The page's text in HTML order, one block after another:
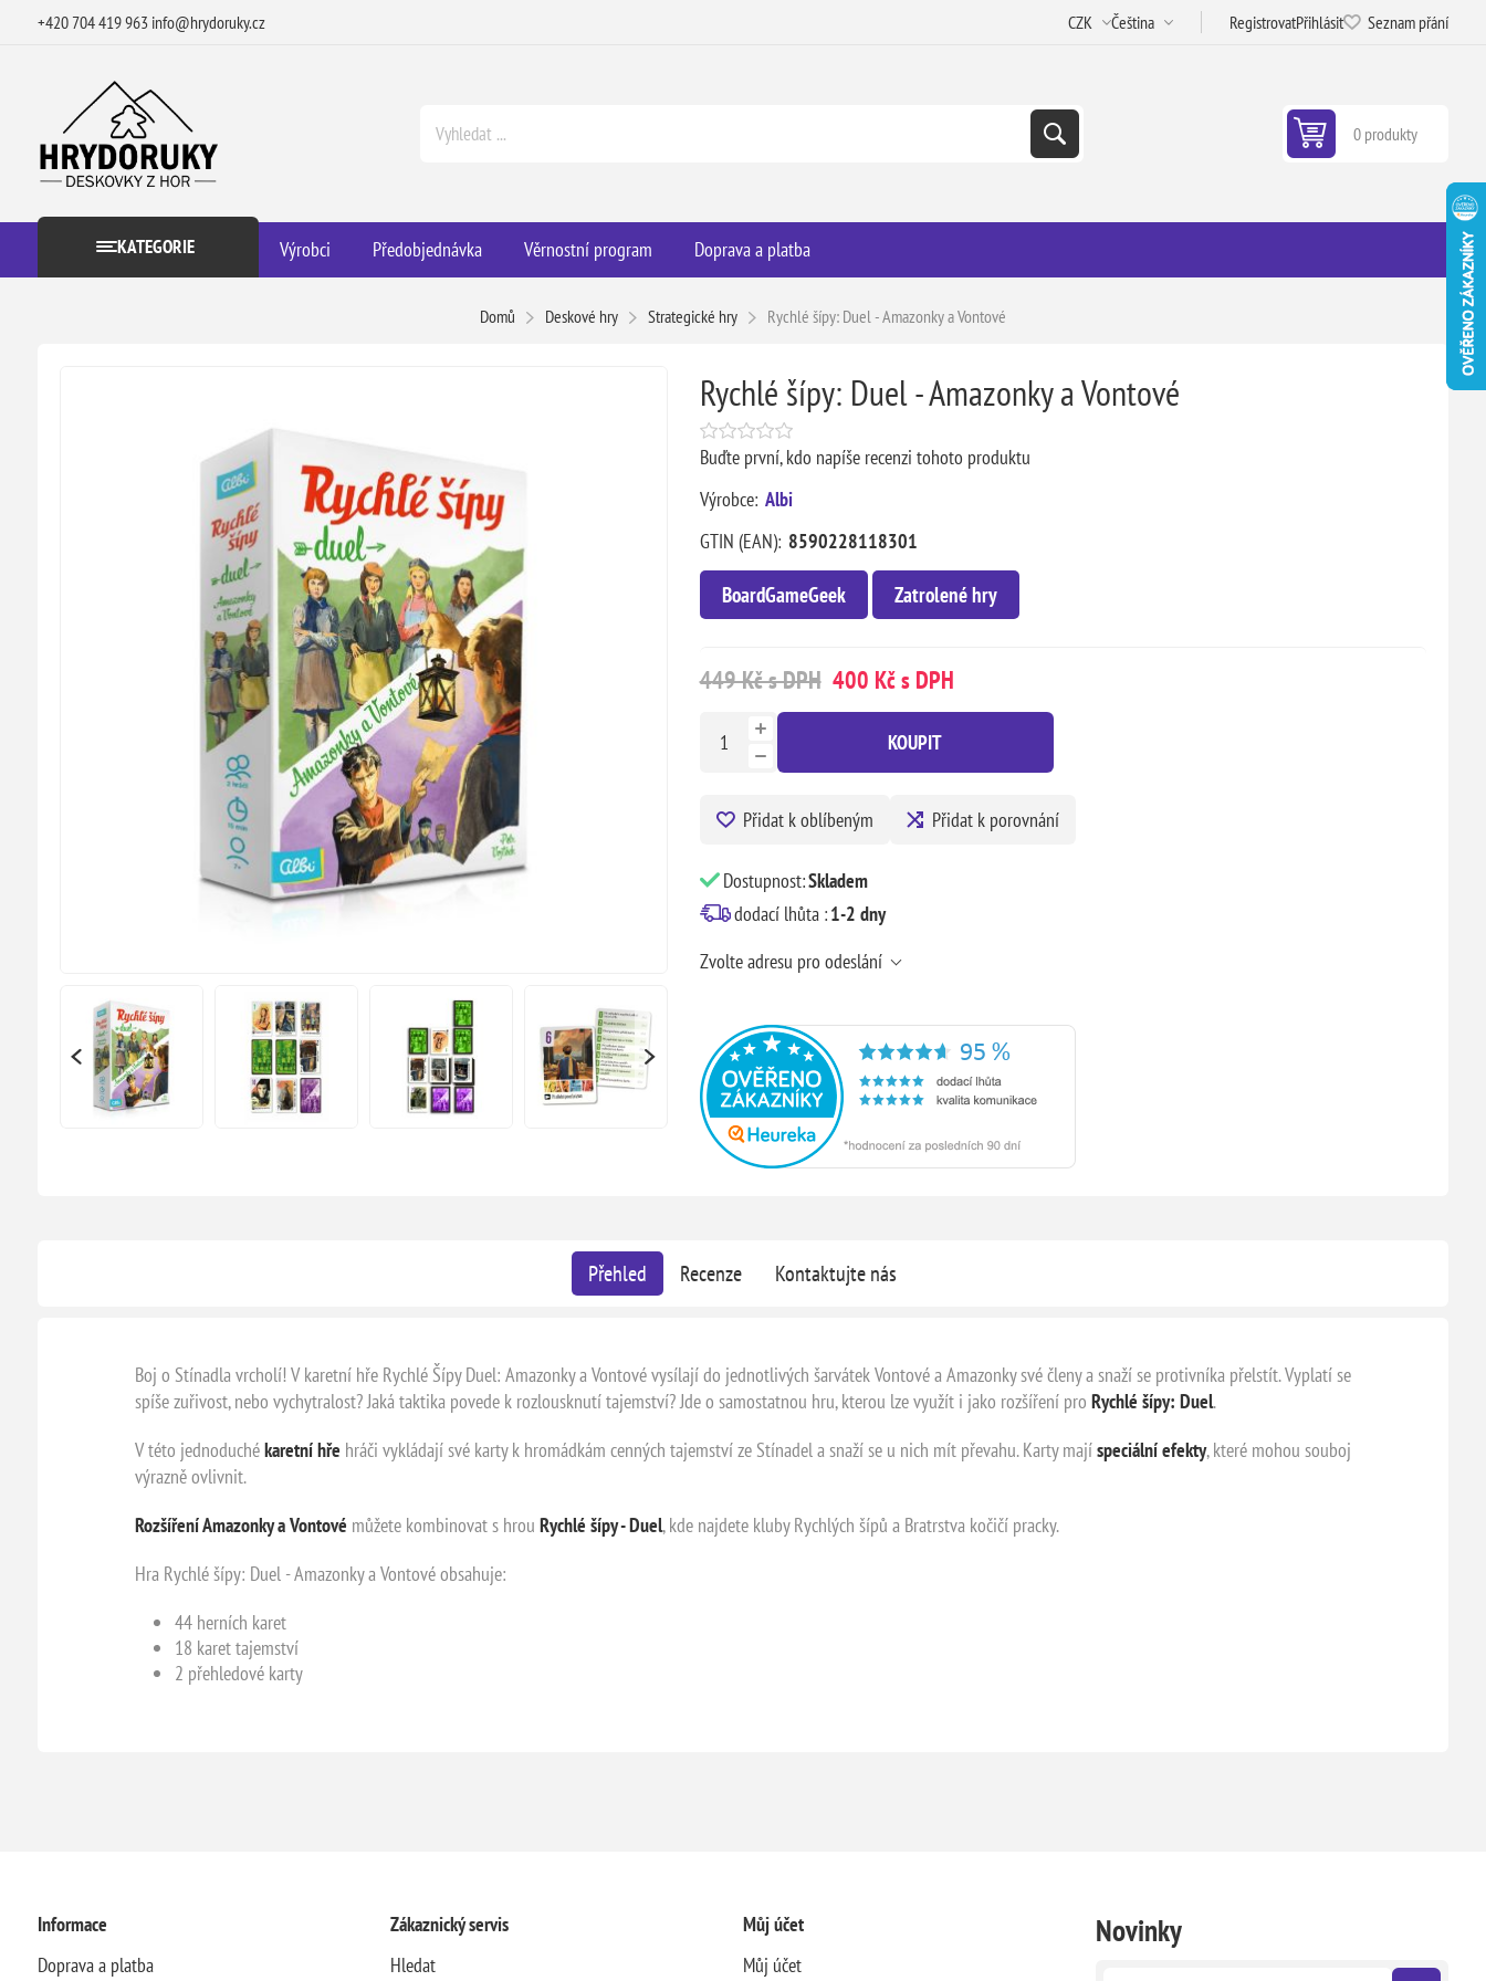
+420 704 419 963 info@hrydoruky.cz RegistrovatPřihlásit Seznam přání
0 produkty
KATEGORIE Výrobci Předobjednávka Věrnostní program Doprava a platba
Domů Deskové hry Strategické hry Rychlé šípy: Duel - Amazonky a Vontové
Rychlé šípy: Duel - Amazonky a Vontové
Buďte první, kdo napíše recenzi tohoto produktu
Výrobce: Albi
GTIN (EAN): 8590228118301
BoardGameGeek Zatrolené hry
449 Kč s DPH 400 Kč s DPH
KOUPIT
Přidat k oblíbeným Přidat k porovnání
Dostupnost:Skladem
dodací lhůta :1-2 dny
Zvolte adresu pro odeslání
Přehled Recenze Kontaktujte nás
Boj o Stínadla vrcholí! V karetní hře Rychlé Šípy Duel: Amazonky a Vontové vysílají do jednotlivých šarvátek Vontové a Amazonky své členy a snaží se protivníka přelstít. Vyplatí se
spíše zuřivost, nebo vychytralost? Jaká taktika povede k rozlousknutí tajemství? Jde o samostatnou hru, kterou lze využít i jako rozšíření pro Rychlé šípy: Duel.
V této jednoduchékaretní hře hráči vykládají své karty k hromádkám cenných tajemství ze Stínadel a snaží se u nich mít převahu. Karty majíspeciálníefekty, které mohou souboj
výrazně ovlivnit.
Rozšíření Amazonky a Vontové můžete kombinovat s hrou Rychlé šípy - Duel, kde najdete kluby Rychlých šípů a Bratrstva kočičí pracky.
Hra Rychlé šípy: Duel - Amazonky a Vontové obsahuje:
44 herních karet
18 karet tajemství
2 přehledové karty
Informace
Doprava a platba
Zákaznický servis
Hledat
Můj účet
Můj účet
Novinky